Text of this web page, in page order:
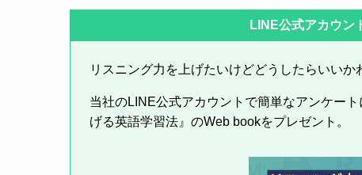
LINE公式アカウン
リスニング力を上げたいけどどうしたらいいか
当社のLINE公式アカウントで簡単なアンケー
げる英語学習法』のWeb bookをプレゼント。